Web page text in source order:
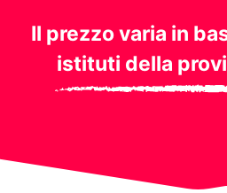
Il prezzo varia in
istituti della